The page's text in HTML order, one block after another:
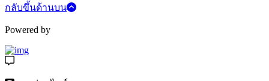
กลับขึ้นด้านบน
Powered by